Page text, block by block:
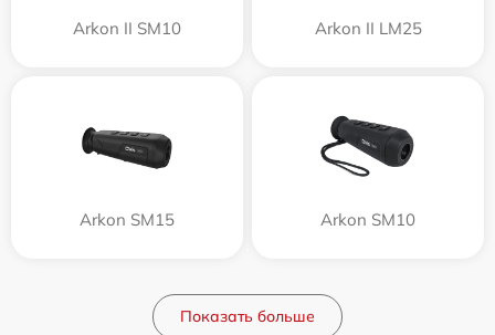
Arkon II SM10 Arkon II LM25
Arkon SM15 Arkon SM10
Показать больше